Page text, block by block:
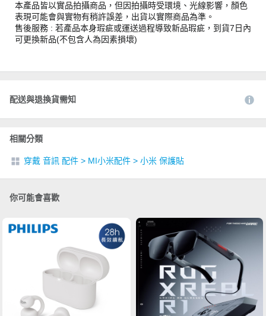
本產品皆以實品拍攝商品，但因拍攝時受環境、光線影響，顏色
表現可能會與實物有稍許誤差，出貨以實際商品為準。
售後服務 : 若產品本身瑕疵或運送過程導致新品瑕疵，到貨7日內
可更換新品(不包含人為因素損壞)
配送與退換貨需知
相關分類
穿戴 音訊 配件 > MI小米配件 > 小米 保護貼
你可能會喜歡